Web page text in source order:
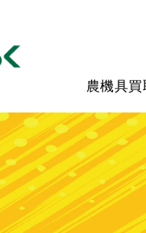
農機具